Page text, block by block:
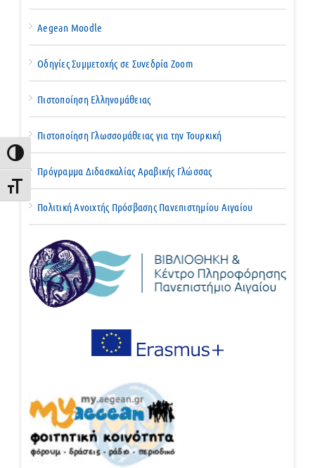
Εναλλαγή Υψηλής Αντίθεσης
Εναλλαγή Μεγέθους Γραμμάτων
Aegean Moodle
Οδηγίες Συμμετοχής σε Συνεδρία Zoom
Πιστοποίηση Ελληνομάθειας
Πιστοποίηση Γλωσσομάθειας για την Τουρκική
Πρόγραμμα Διδασκαλίας Αραβικής Γλώσσας
Πολιτική Ανοιχτής Πρόσβασης Πανεπιστημίου Αιγαίου